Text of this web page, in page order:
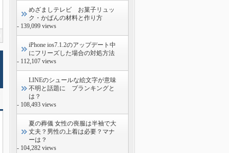
めざましテレビ お菓子リュッ
ク・かばんの材料と作り方
- 139,099 views
iPhone ios7.1.2のアップデート中
にフリーズした場合の対処方法
- 112,107 views
LINEのシュールな絵文字が意味
不明と話題に プランキングと
は？
- 108,493 views
夏の葬儀 女性の喪服は半袖で大
丈夫？男性の上着は必要？マナ
ーは？
- 104,282 views